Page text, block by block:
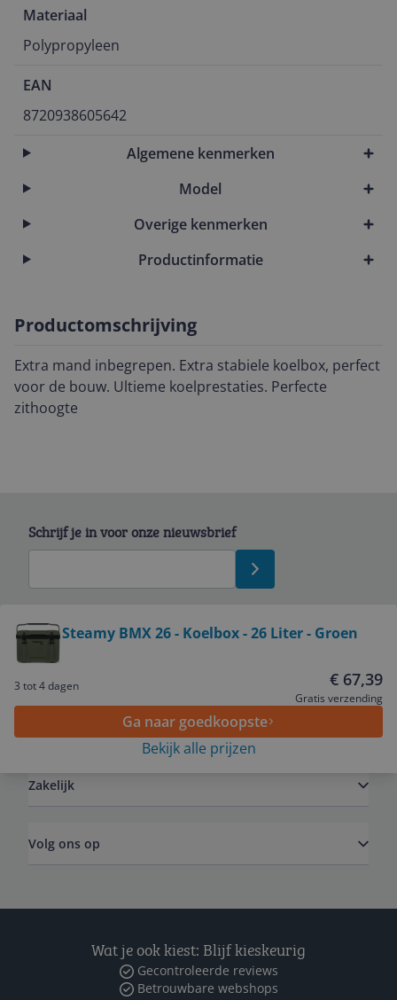
Materiaal
Polypropyleen
EAN
8720938605642
Algemene kenmerken
Model
Overige kenmerken
Productinformatie
Productomschrijving
Extra mand inbegrepen. Extra stabiele koelbox, perfect
voor de bouw. Ultieme koelprestaties. Perfecte
zithoogte
Steamy BMX 26 - Koelbox - 26 Liter - Groen
3 tot 4 dagen € 67,39
Gratis verzending
Ga naar goedkoopste
Bekijk alle prijzen
Schrijf je in voor onze nieuwsbrief
Service
Zakelijk
Volg ons op
Wat je ook kiest: Blijf kieskeurig
Gecontroleerde reviews
Betrouwbare webshops